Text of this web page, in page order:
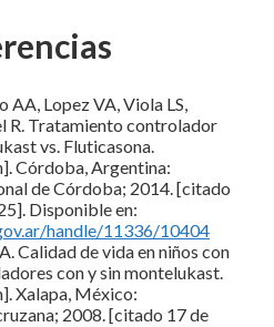
AA, Lopez VA, Viola LS,
R. Tratamiento controlador
vs. Fluticasona.
Córdoba, Argentina:
de Córdoba; 2014. [citado
Disponible en:
handle/11336/10404
Calidad de vida en niños con
con y sin montelukast.
Xalapa, México:
2008. [citado 17 de